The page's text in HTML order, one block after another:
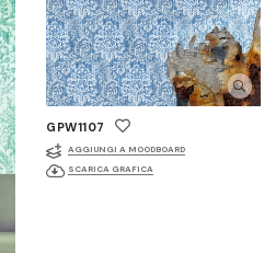
GPW1107
AGGIUNGI A MOODBOARD
SCARICA GRAFICA